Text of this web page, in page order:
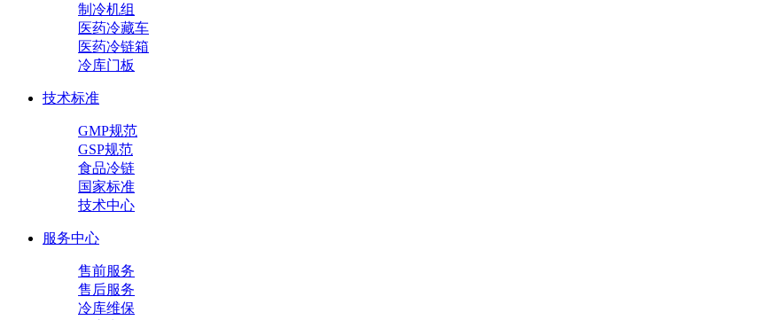
制冷机组
医药冷藏车
医药冷链箱
冷库门板
技术标准
GMP规范
GSP规范
食品冷链
国家标准
技术中心
服务中心
售前服务
售后服务
冷库维保